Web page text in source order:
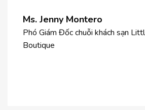
Ms. Jenny Montero
Phó Giám Đốc chuỗi khách sạn
Boutique